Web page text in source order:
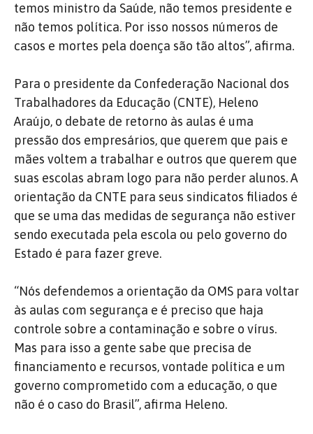
temos ministro da Saúde, não temos presidente e
não temos política. Por isso nossos números de
casos e mortes pela doença são tão altos”, afirma.
Para o presidente da Confederação Nacional dos
Trabalhadores da Educação (CNTE), Heleno
Araújo, o debate de retorno às aulas é uma
pressão dos empresários, que querem que pais e
mães voltem a trabalhar e outros que querem que
suas escolas abram logo para não perder alunos. A
orientação da CNTE para seus sindicatos filiados é
que se uma das medidas de segurança não estiver
sendo executada pela escola ou pelo governo do
Estado é para fazer greve.
“Nós defendemos a orientação da OMS para voltar
às aulas com segurança e é preciso que haja
controle sobre a contaminação e sobre o vírus.
Mas para isso a gente sabe que precisa de
financiamento e recursos, vontade política e um
governo comprometido com a educação, o que
não é o caso do Brasil”, afirma Heleno.